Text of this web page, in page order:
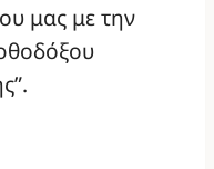
μας με την